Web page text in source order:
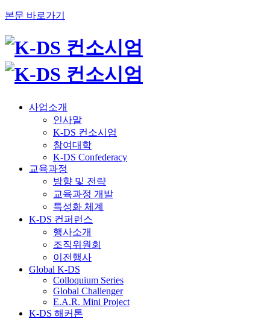
본문 바로가기
사업소개
인사말
K-DS 컨소시엄
참여대학
K-DS Confederacy
교육과정
방향 및 전략
교육과정 개발
특성화 체계
K-DS 컨퍼런스
행사소개
조직위원회
이전행사
Global K-DS
Colloquium Series
Global Challenger
E.A.R. Mini Project
K-DS 해커톤